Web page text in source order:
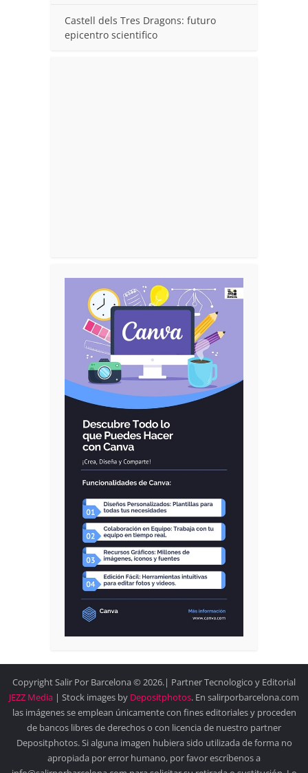
Castell dels Tres Dragons: futuro
epicentro scientifico
Copyright Salir Por Barcelona © 2026.| Partner Tecnologico y Editorial
JEZZ Media | Stock images by Depositphotos. En salirporbarcelona.com
las imágenes se emplean únicamente con fines editoriales y proceden
de bancos libres de derechos o con licencia de nuestro partner
Depositphotos. Si alguna imagen hubiera sido utilizada de forma no
apropiada por error humano, por favor escríbenos a